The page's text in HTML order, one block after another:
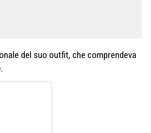
del suo outfit, che comprendeva